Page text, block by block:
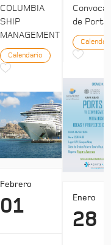
COLUMBIA
SHIP
MANAGEMENT
Calendario
Febrero
01
de Ports
Enero
28